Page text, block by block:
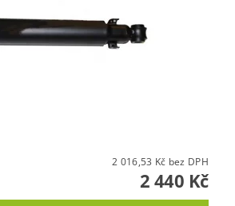
2 016,53 Kč bez DPH
2 440 Kč